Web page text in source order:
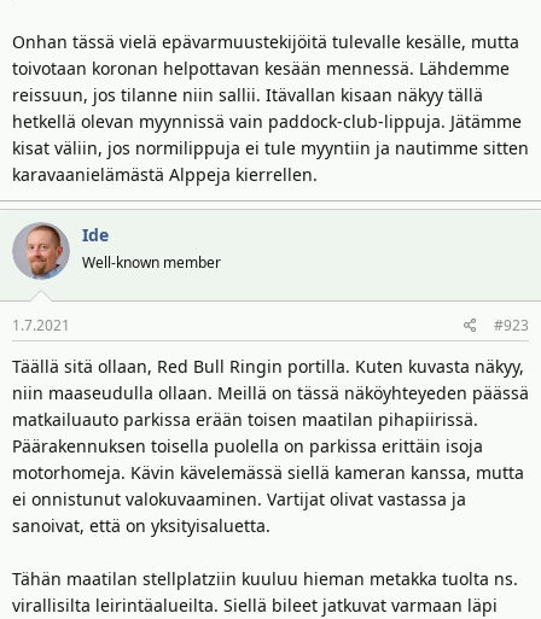
Onhan tässä vielä epävarmuustekijöitä tulevalle kesälle, mutta
toivotaan koronan helpottavan kesään mennessä. Lähdemme
reissuun, jos tilanne niin sallii. Itävallan kisaan näkyy tällä
hetkellä olevan myynnissä vain paddock-club-lippuja. Jätämme
kisat väliin, jos normilippuja ei tule myyntiin ja nautimme sitten
karavaanielämästä Alppeja kierrellen.
Ide
Well-known member
1.7.2021 #923
Täällä sitä ollaan, Red Bull Ringin portilla. Kuten kuvasta näkyy,
niin maaseudulla ollaan. Meillä on tässä näköyhteyeden päässä
matkailuauto parkissa erään toisen maatilan pihapiirissä.
Päärakennuksen toisella puolella on parkissa erittäin isoja
motorhomeja. Kävin kävelemässä siellä kameran kanssa, mutta
ei onnistunut valokuvaaminen. Vartijat olivat vastassa ja
sanoivat, että on yksityisaluetta.
Tähän maatilan stellplatziin kuuluu hieman metakka tuolta ns.
virallisilta leirintäalueilta. Siellä bileet jatkuvat varmaan läpi